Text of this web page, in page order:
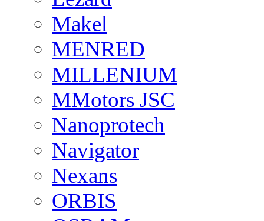
Makel
MENRED
MILLENIUM
MMotors JSC
Nanoprotech
Navigator
Nexans
ORBIS